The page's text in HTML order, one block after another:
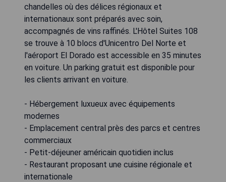
chandelles où des délices régionaux et
internationaux sont préparés avec soin,
accompagnés de vins raffinés. L'Hôtel Suites 108
se trouve à 10 blocs d'Unicentro Del Norte et
l'aéroport El Dorado est accessible en 35 minutes
en voiture. Un parking gratuit est disponible pour
les clients arrivant en voiture.
- Hébergement luxueux avec équipements
modernes
- Emplacement central près des parcs et centres
commerciaux
- Petit-déjeuner américain quotidien inclus
- Restaurant proposant une cuisine régionale et
internationale